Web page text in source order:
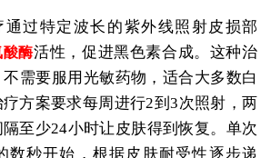
通过特定波长的紫外线照射皮损部
酸酶活性，促进黑色素合成。这种治
需要服用光敏药物，适合大多数白
方案要求每周进行2到3次照射，两
至少24小时让皮肤得到恢复。单次
数秒开始，根据皮肤耐受性逐步递